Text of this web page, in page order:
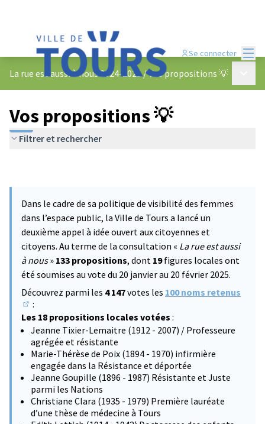
Se connecter
La rue est aussi à nous 2024-2025 /Vos propositions 💡
Vos propositions 💡
Filtrer et rechercher
Dans le cadre de sa politique de visibilité des femmes
dans l’espace public, la Ville de Tours a lancé un
deuxième appel à idée ouvert aux citoyennes et
citoyens. Au terme de la consultation « La rue est aussi
à nous» 133 propositions, dont 19figures locales ont
été soumises au vote du 20 janvier au 20 février 2025.
Découvrez parmi les 4 147votes les 100 noms retenus
(S'ouvre dans un nouvel onglet)
:
Les 18 propositions locales votées :
Jeanne Tixier-Lemaitre (1912 - 2007) / Professeure
agrégée et résistante
Marie-Thérèse de Poix (1894 - 1970) infirmière
engagée dans la Résistance et déportée
Jeanne Goupille (1896 - 1987) Résistante et Juste
parmi les Nations
Christiane Clara (1935 - 1979) Première lauréate
d’une thèse de médecine à Tours